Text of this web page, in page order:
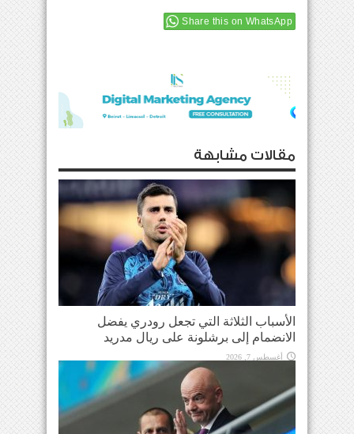
Share this on WhatsApp
مقالات مشابهة
الأسباب الثلاثة التي تجعل رودري يفضل
الانضمام إلى برشلونة على ريال مدريد
أغسطس 7, 2026